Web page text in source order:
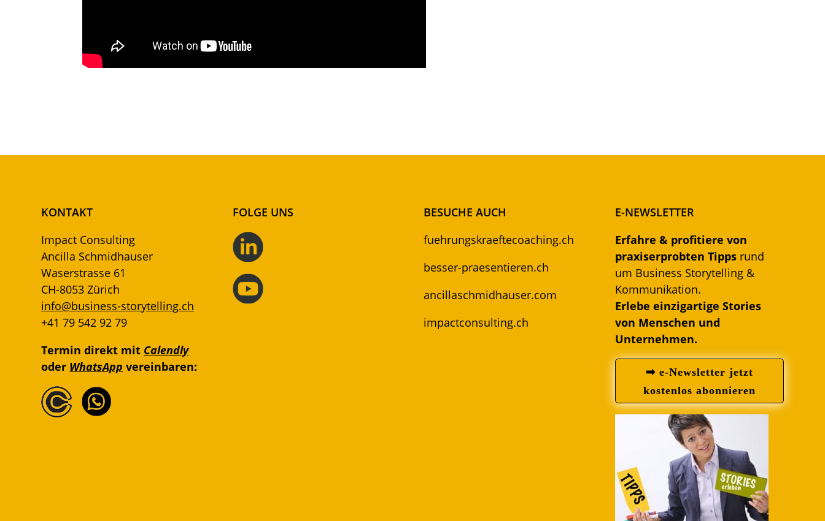
KONTAKT
Impact Consulting
Ancilla Schmidhauser
Waserstrasse 61
CH-8053 Zürich
info@business-storytelling.ch
+41 79 542 92 79
Termin direkt mit Calendly
oder WhatsApp vereinbaren:
FOLGE UNS
BESUCHE AUCH
fuehrungskraeftecoaching.ch
besser-praesentieren.ch
ancillaschmidhauser.com
impactconsulting.ch
E-NEWSLETTER
Erfahre & profitiere von
praxiserprobten Tippsrund
um Business Storytelling &
Kommunikation.
Erlebe einzigartige Stories
von Menschen und
Unternehmen.
➡ e-Newsletter jetzt
kostenlos abonnieren